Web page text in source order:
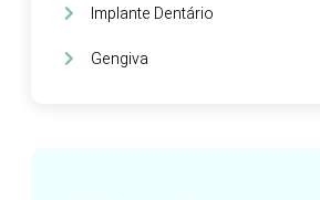
Implante Dentário
Gengiva